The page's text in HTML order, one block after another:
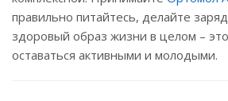
правильно питайтесь, делайте
здоровый образ жизни в целом –
оставаться активными и молодыми.